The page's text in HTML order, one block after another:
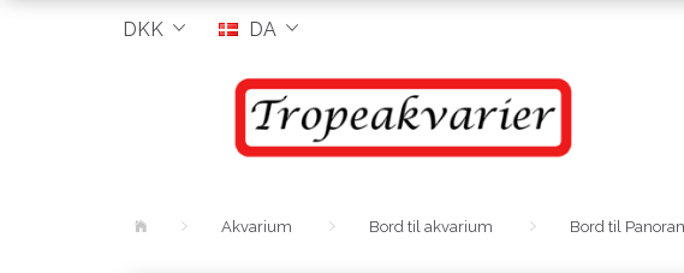
DKK DA
Akvarium Bord til akvarium Bord til